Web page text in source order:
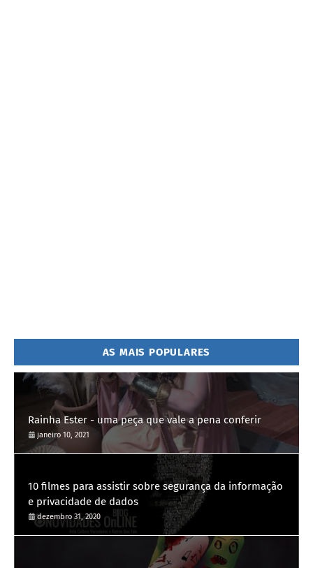
AS MAIS POPULARES
Rainha Ester - uma peça que vale a pena conferir
janeiro 10, 2021
10 filmes para assistir sobre segurança da informação
e privacidade de dados
dezembro 31, 2020